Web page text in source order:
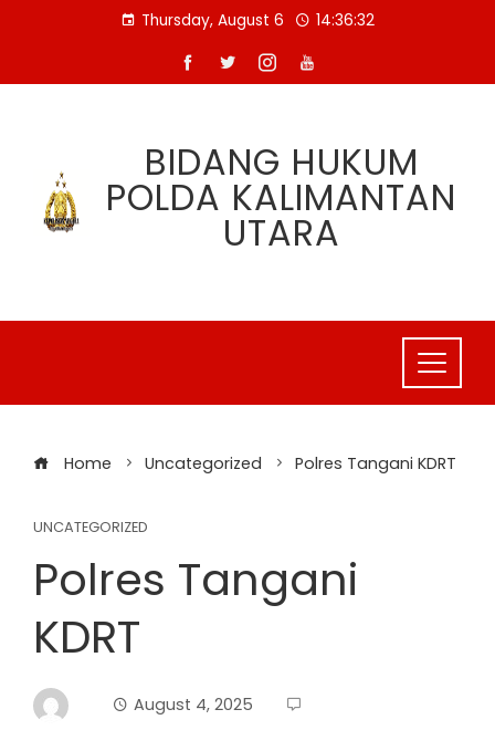
Thursday, August 6 14:36:33
BIDANG HUKUM
POLDA KALIMANTAN
UTARA
Home Uncategorized Polres Tangani KDRT
UNCATEGORIZED
Polres Tangani
KDRT
August 4, 2025